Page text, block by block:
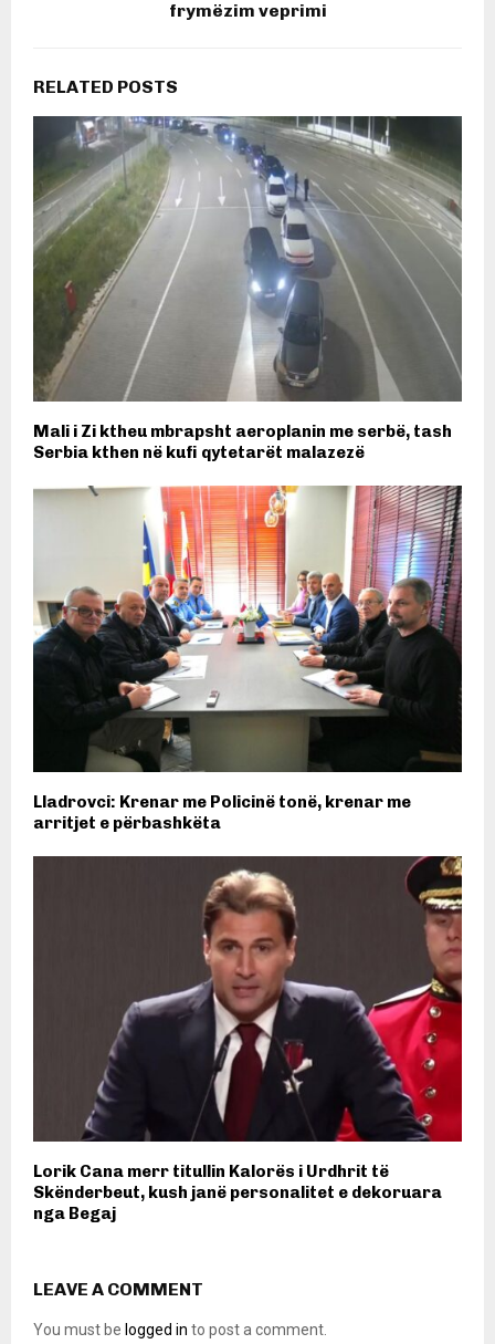
frymëzim veprimi
RELATED POSTS
Mali i Zi ktheu mbrapsht aeroplanin me serbë, tash
Serbia kthen në kufi qytetarët malazezë
Lladrovci: Krenar me Policinë tonë, krenar me
arritjet e përbashkëta
Lorik Cana merr titullin Kalorës i Urdhrit të
Skënderbeut, kush janë personalitet e dekoruara
nga Begaj
LEAVE A COMMENT
You must be logged in to post a comment.